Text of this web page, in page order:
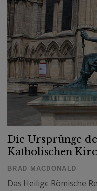
Die Ursprünge
Katholischen
BRAD MACDONALD
Das Heilige Römische